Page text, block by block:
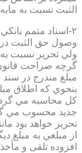
الثبت نسبت به
۲-اسناد متمم
وصول حق الثبت
ولي تحرير نسبت به
گرچه صراحت
مبلغ مندرج در
بنحوي كه اطلاق
كل محاسبه مي
جديد محسوب مي
تحرير خواهد بود
از مبلغي به مبلغ
افزوده تلقی و